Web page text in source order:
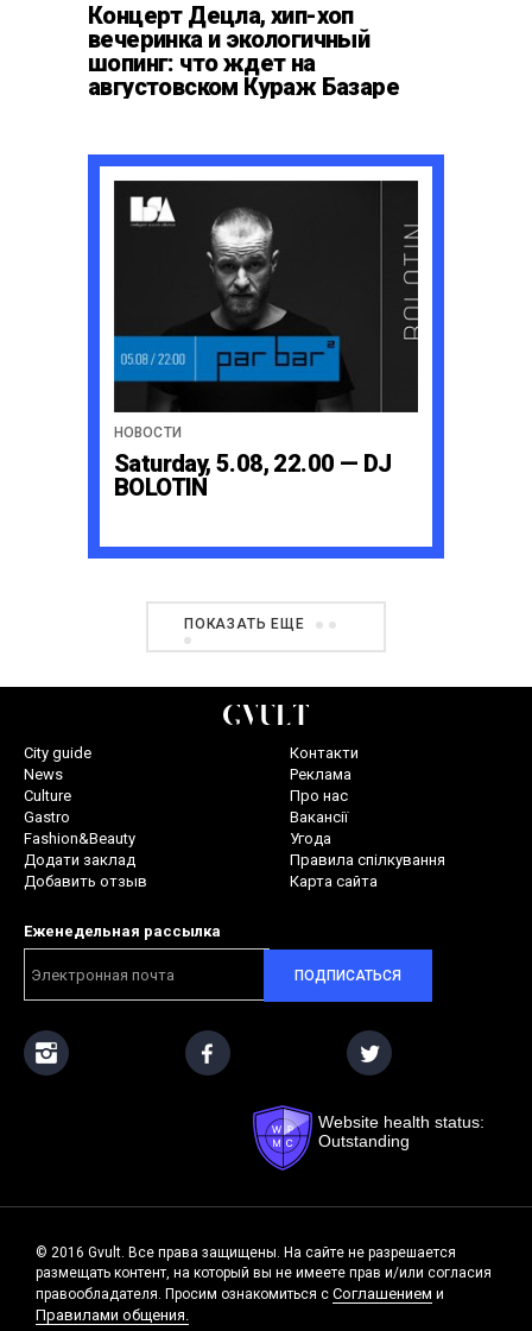
Концерт Децла, хип-хоп
вечеринка и экологичный
шопинг: что ждет на
августовском Кураж Базаре
НОВОСТИ
Saturday, 5.08, 22.00 — DJ
BOLOTIN
ПОКАЗАТЬ ЕЩЕ
City guide
News
Culture
Gastro
Fashion&Beauty
Додати заклад
Добавить отзыв
Контакти
Реклама
Про нас
Вакансії
Угода
Правила спілкування
Карта сайта
Еженедельная рассылка
ПОДПИСАТЬСЯ
Website health status:
Outstanding
© 2016 Gvult. Все права защищены. На сайте не разрешается
размещать контент, на который вы не имеете прав и/или согласия
правообладателя. Просим ознакомиться с Соглашением и
Правилами общения.